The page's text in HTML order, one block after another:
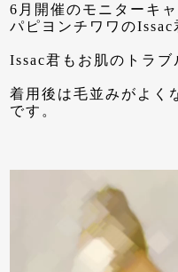
6月開催のモニターキ
パピヨンチワワのIssac
Issac君もお肌のトラブ
着用後は毛並みがよく
です。